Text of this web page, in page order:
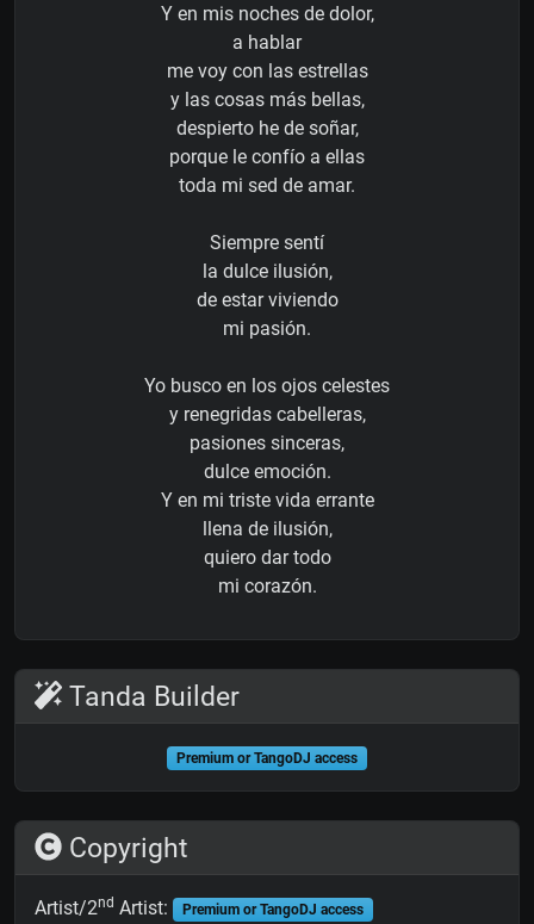
Y en mis noches de dolor,
a hablar
me voy con las estrellas
y las cosas más bellas,
despierto he de soñar,
porque le confío a ellas
toda mi sed de amar.
Siempre sentí
la dulce ilusión,
de estar viviendo
mi pasión.
Yo busco en los ojos celestes
y renegridas cabelleras,
pasiones sinceras,
dulce emoción.
Y en mi triste vida errante
llena de ilusión,
quiero dar todo
mi corazón.
Tanda Builder
Premium or TangoDJ access
Copyright
Artist/2nd Artist: Premium or TangoDJ access